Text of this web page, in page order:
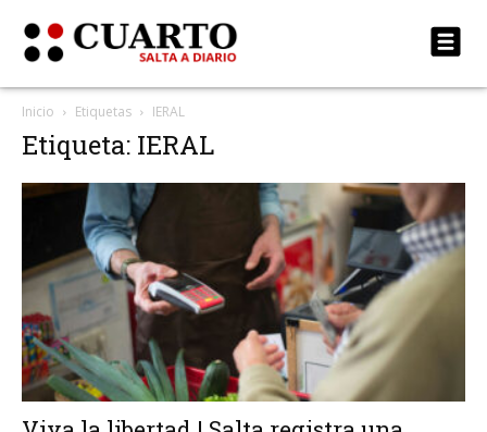
Inicio Etiquetas IERAL
Etiqueta: IERAL